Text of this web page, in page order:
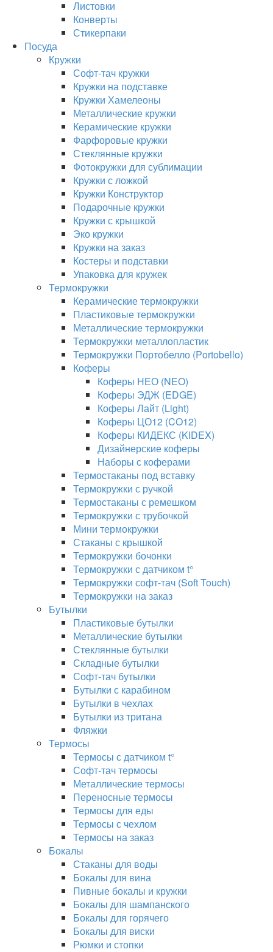
Листовки
Конверты
Стикерпаки
Посуда
Кружки
Софт-тач кружки
Кружки на подставке
Кружки Хамелеоны
Металлические кружки
Керамические кружки
Фарфоровые кружки
Стеклянные кружки
Фотокружки для сублимации
Кружки с ложкой
Кружки Конструктор
Подарочные кружки
Кружки с крышкой
Эко кружки
Кружки на заказ
Костеры и подставки
Упаковка для кружек
Термокружки
Керамические термокружки
Пластиковые термокружки
Металлические термокружки
Термокружки металлопластик
Термокружки Портобелло (Portobello)
Коферы
Коферы НЕО (NEO)
Коферы ЭДЖ (EDGE)
Коферы Лайт (Light)
Коферы ЦО12 (CO12)
Коферы КИДЕКС (KIDEX)
Дизайнерские коферы
Наборы с коферами
Термостаканы под вставку
Термокружки с ручкой
Термостаканы с ремешком
Термокружки с трубочкой
Мини термокружки
Стаканы с крышкой
Термокружки бочонки
Термокружки с датчиком t°
Термокружки софт-тач (Soft Touch)
Термокружки на заказ
Бутылки
Пластиковые бутылки
Металлические бутылки
Стеклянные бутылки
Складные бутылки
Софт-тач бутылки
Бутылки с карабином
Бутылки в чехлах
Бутылки из тритана
Фляжки
Термосы
Термосы с датчиком t°
Софт-тач термосы
Металлические термосы
Переносные термосы
Термосы для еды
Термосы с чехлом
Термосы на заказ
Бокалы
Стаканы для воды
Бокалы для вина
Пивные бокалы и кружки
Бокалы для шампанского
Бокалы для горячего
Бокалы для виски
Рюмки и стопки